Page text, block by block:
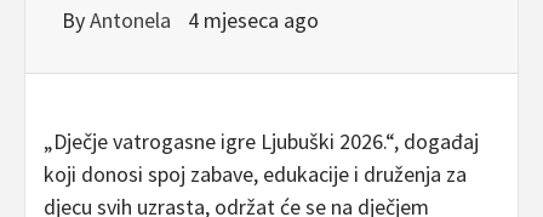
ByAntonela 4 mjeseca ago
„Dječje vatrogasne igre Ljubuški 2026.“, događaj
koji donosi spoj zabave, edukacije i druženja za
djecu svih uzrasta, održat će se na dječjem